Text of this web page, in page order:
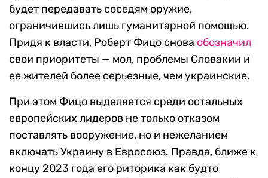
будет передавать соседям оружие,
ограничившись лишь гуманитарной помощью.
Придя к власти, Роберт Фицо снова обозначил
свои приоритеты — мол, проблемы Словакии и
ее жителей более серьезные, чем украинские.
При этом Фицо выделяется среди остальных
европейских лидеров не только отказом
поставлять вооружение, но и нежеланием
включать Украину в Евросоюз. Правда, ближе к
концу 2023 года его риторика как будто